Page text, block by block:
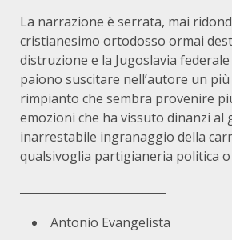
La narrazione è serrata, mai
cristianesimo ortodosso ormai
distruzione e la Jugoslavia
paiono suscitare nell’autore un
rimpianto che sembra provenire
emozioni che ha vissuto dinanzi al
inarrestabile ingranaggio della
qualsivoglia partigianeria politica o
Antonio Evangelista